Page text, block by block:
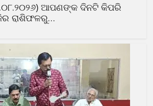
ଆପଣଙ୍କ ଦିନଟି କିପରି
ରାଶିଫଳରୁ…